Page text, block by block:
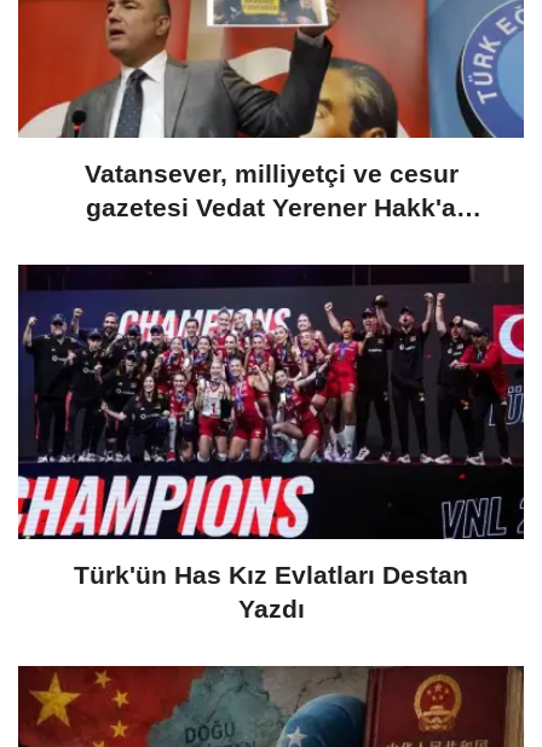
Vatansever, milliyetçi ve cesur
gazetesi Vedat Yerener Hakk'a
Türk'ün Has Kız Evlatları Destan
Yazdı